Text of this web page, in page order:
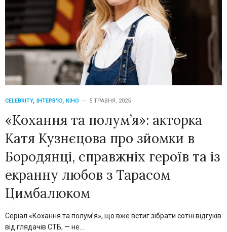
CELEBRITY, ІНТЕРВ'Ю, КІНО 5 ТРАВНЯ, 2025
«Кохання та полум’я»: акторка
Катя Кузнєцова про зйомки в
Бородянці, справжніх героїв та із
екранну любов з Тарасом
Цимбалюком
Серіал «Кохання та полум’я», що вже встиг зібрати сотні відгуків
від глядачів СТБ, — не…